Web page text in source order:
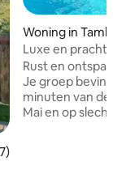
beoordeling van
Woning in
Luxe en
charmante buurt
Rust en ontspan
Je groep bevindt
minuten van de
Mai en op slechts